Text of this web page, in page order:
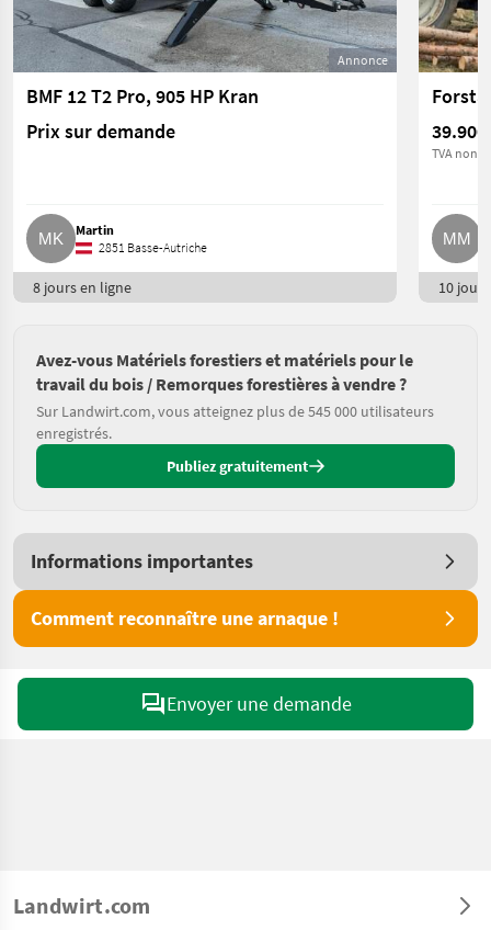
Annonce
BMF 12 T2 Pro, 905 HP Kran
Prix sur demande
Martin
2851 Basse-Autriche
8 jours en ligne
39.900
TVA non
10
Avez-vous Matériels forestiers et matériels pour le
travail du bois / Remorques forestières à vendre ?
Sur Landwirt.com, vous atteignez plus de 545 000 utilisateurs
enregistrés.
Publiez gratuitement
Informations importantes
Comment reconnaître une arnaque !
Envoyer une demande
Landwirt.com